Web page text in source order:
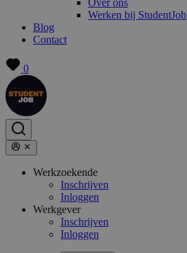
Over ons
Werken bij StudentJob
Blog
Contact
0
Werkzoekende
Inschrijven
Inloggen
Werkgever
Inschrijven
Inloggen